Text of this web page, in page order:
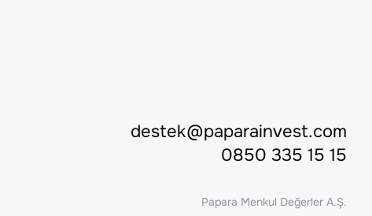
destek@paparainvest.com
0850 335 15 15
Papara Menkul Değerler A.Ş.